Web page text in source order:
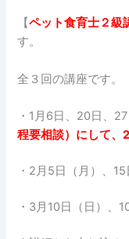
【ペット食育士２級
す。
全３回の講座です。
・1月6日、20日、
程要相談）にして、
・2月5日（月）、
・3月10日（日）、